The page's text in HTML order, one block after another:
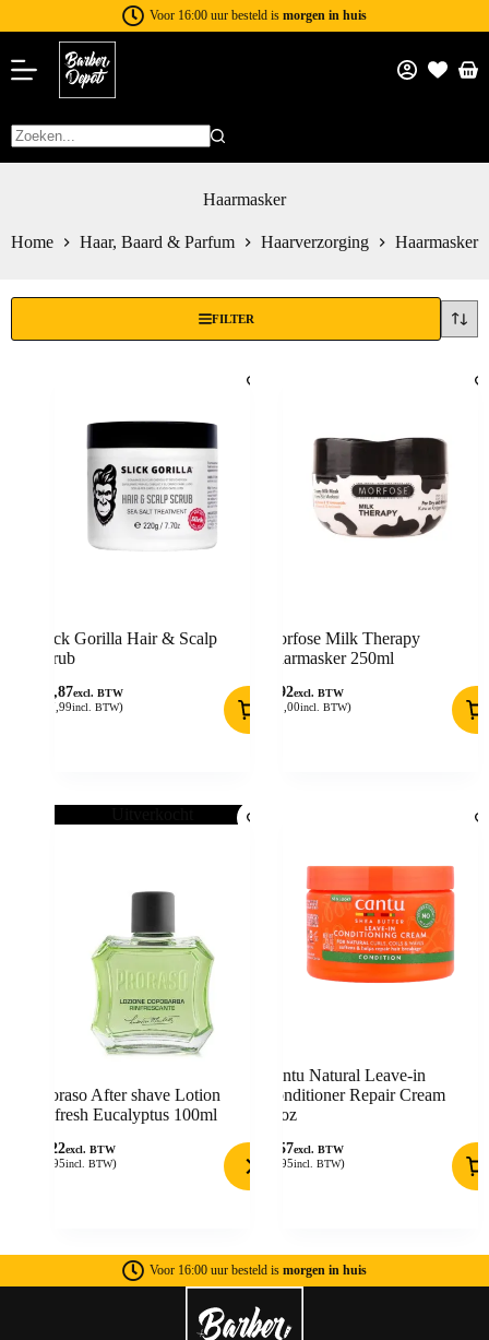
Voor 16:00 uur besteld is morgen in huis
Haarmasker
Home Haar, Baard & Parfum Haarverzorging Haarmasker
FILTER
Slick Gorilla Hair & Scalp
Scrub
14,87excl. BTW
17,99incl. BTW)
Morfose Milk Therapy
Haarmasker 250ml
9,92excl. BTW
12,00incl. BTW)
Proraso After shave Lotion
Refresh Eucalyptus 100ml
8,22excl. BTW
9,95incl. BTW)
Cantu Natural Leave-in
Conditioner Repair Cream
12oz
6,57excl. BTW
7,95incl. BTW)
Voor 16:00 uur besteld is morgen in huis